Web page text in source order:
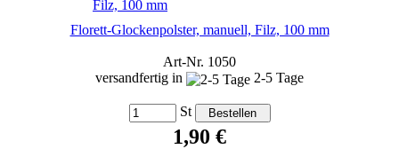
Florett-Glockenpolster, manuell, Filz, 100 mm
Art-Nr. 1050
versandfertig in
2-5 Tage
St
1,90 €